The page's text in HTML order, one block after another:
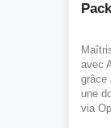
avec
grâce
une
via